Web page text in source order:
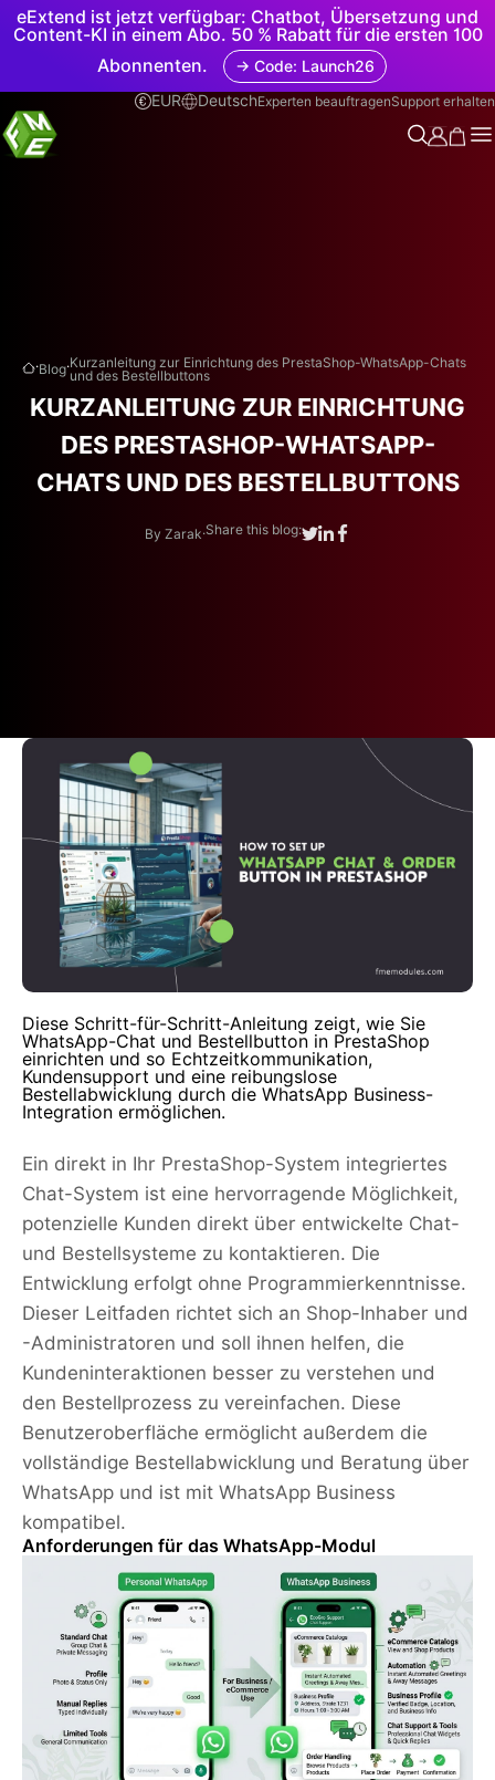
eExtend ist jetzt verfügbar: Chatbot, Übersetzung und
Content-KI in einem Abo. 50 % Rabatt für die ersten 100
Abonnenten.
→ Code: Launch26
EUR
DeutschExperten beauftragenSupport erhalten
.Blog.Kurzanleitung zur Einrichtung des PrestaShop-WhatsApp-Chats
und des Bestellbuttons
KURZANLEITUNG ZUR EINRICHTUNG
DES PRESTASHOP-WHATSAPP-
CHATS UND DES BESTELLBUTTONS
By Zarak.Share this blog:
Diese Schritt-für-Schritt-Anleitung zeigt, wie Sie
WhatsApp-Chat und Bestellbutton in PrestaShop
einrichten und so Echtzeitkommunikation,
Kundensupport und eine reibungslose
Bestellabwicklung durch die WhatsApp Business-
Integration ermöglichen.
Ein direkt in Ihr PrestaShop-System integriertes
Chat-System ist eine hervorragende Möglichkeit,
potenzielle Kunden direkt über entwickelte Chat-
und Bestellsysteme zu kontaktieren. Die
Entwicklung erfolgt ohne Programmierkenntnisse.
Dieser Leitfaden richtet sich an Shop-Inhaber und
-Administratoren und soll ihnen helfen, die
Kundeninteraktionen besser zu verstehen und
den Bestellprozess zu vereinfachen. Diese
Benutzeroberfläche ermöglicht außerdem die
vollständige Bestellabwicklung und Beratung über
WhatsApp und ist mit WhatsApp Business
kompatibel.
Anforderungen für das WhatsApp-Modul